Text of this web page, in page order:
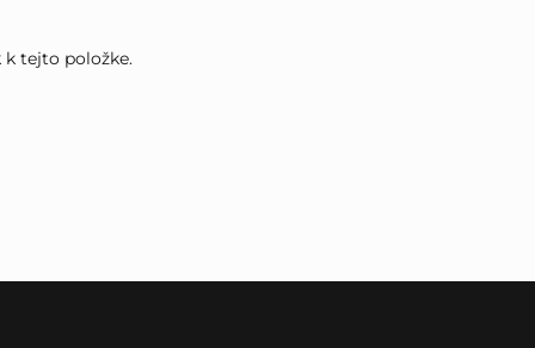
tejto položke.